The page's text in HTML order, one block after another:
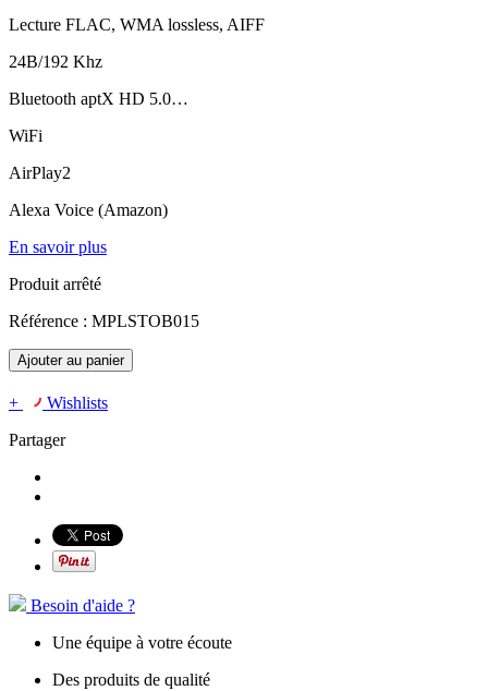
Lecture FLAC, WMA lossless, AIFF
24B/192 Khz
Bluetooth aptX HD 5.0…
WiFi
AirPlay2
Alexa Voice (Amazon)
En savoir plus
Produit arrêté
Référence : MPLSTOB015
Ajouter au panier
+
Wishlists
Partager
Besoin d'aide ?
Une équipe à votre écoute
Des produits de qualité